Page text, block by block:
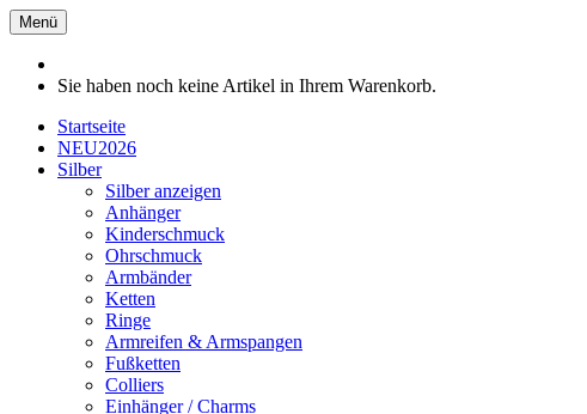
Menü
Sie haben noch keine Artikel in Ihrem Warenkorb.
Startseite
NEU2026
Silber
Silber anzeigen
Anhänger
Kinderschmuck
Ohrschmuck
Armbänder
Ketten
Ringe
Armreifen & Armspangen
Fußketten
Colliers
Einhänger / Charms